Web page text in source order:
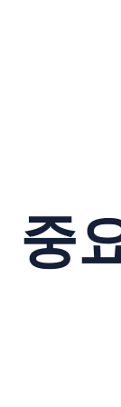
중